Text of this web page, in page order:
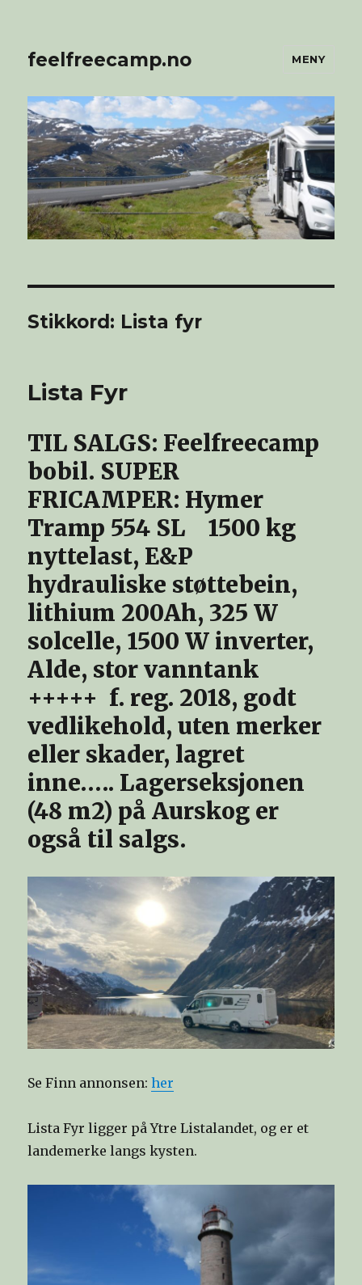
feelfreecamp.no MENY
Stikkord: Lista fyr
Lista Fyr
TIL SALGS: Feelfreecamp
bobil. SUPER
FRICAMPER: Hymer
Tramp 554 SL 1500 kg
nyttelast, E&P
hydrauliske støttebein,
lithium 200Ah, 325 W
solcelle, 1500 W inverter,
Alde, stor vanntank
+++++ f. reg. 2018, godt
vedlikehold, uten merker
eller skader, lagret
inne….. Lagerseksjonen
(48 m2) på Aurskog er
også til salgs.
Se Finn annonsen:her
Lista Fyr ligger på Ytre Listalandet, og er et
landemerke langs kysten.